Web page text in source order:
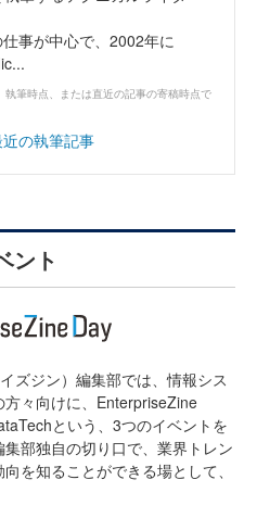
事が中心で、2002年に
執筆時点、または直近の記事の寄稿時点で
の執筆記事
ント
ズジン）編集部では、情報シス
々向けに、EnterpriseZine
という、3つのイベントを
部独自の切り口で、業界トレン
を知ることができる場として、